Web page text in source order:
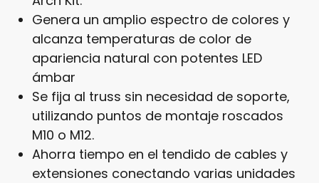
Genera un amplio espectro de colores y
alcanza temperaturas de color de
apariencia natural con potentes LED
ámbar
Se fija al truss sin necesidad de soporte,
utilizando puntos de montaje roscados
M10 o M12.
Ahorra tiempo en el tendido de cables y
extensiones conectando varias unidades